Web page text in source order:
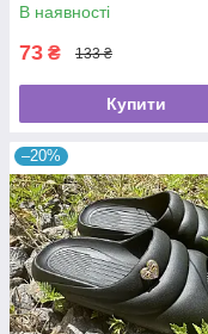
В наявності
73 ₴ 133 ₴
Купити
–20%